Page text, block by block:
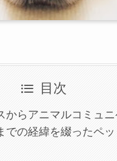
目次
からアニマルコミュニ
での経緯を綴ったペッ